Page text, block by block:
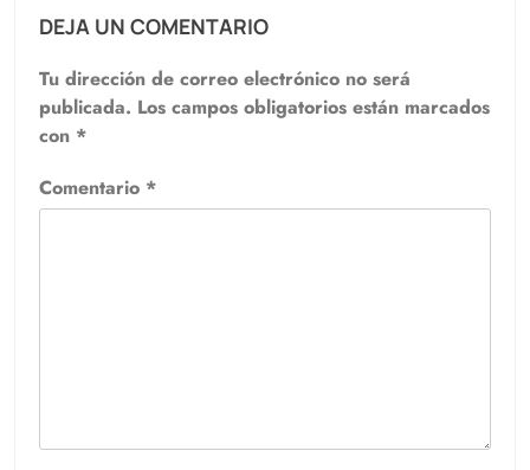
DEJA UN COMENTARIO
Tu dirección de correo electrónico no será
publicada. Los campos obligatorios están marcados
con *
Comentario *